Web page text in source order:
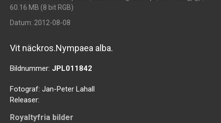
60.16 MB (8 bit RGB)
Datum: 2012-08-08
Vit näckros.Nympaea alba.
Bildnummer: JPL011842
Fotograf: Jan-Peter Lahall
Releaser:
Royaltyfria bilder